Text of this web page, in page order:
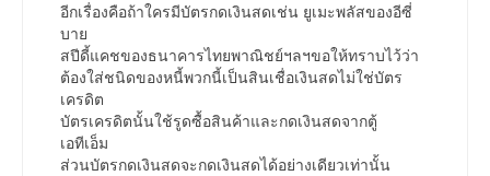
อีกเรื่องคือถ้าใครมีบัตรกดเงินสดเช่น ยูเมะพลัสของอีซี่
บาย
สปีดี้แคชของธนาคารไทยพาณิชย์ฯลฯขอให้ทราบไว้ว่า
ต้องใส่ชนิดของหนี้พวกนี้เป็นสินเชื่อเงินสดไม่ใช่บัตร
เครดิต
บัตรเครดิตนั้นใช้รูดซื้อสินค้าและกดเงินสดจากตู้
เอทีเอ็ม
ส่วนบัตรกดเงินสดจะกดเงินสดได้อย่างเดียวเท่านั้น